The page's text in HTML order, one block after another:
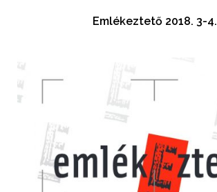
Emlékeztető 2018. 3-4.